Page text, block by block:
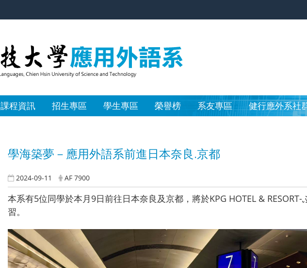
課程資訊 招生專區 學生專區 榮譽榜 系友專區 健行應外系社
學海築夢－應用外語系前進日本奈良.京都
2024-09-11 AF 7900
本系有5位同學於本月9日前往日本奈良及京都，將於KPG HOTEL &
習。